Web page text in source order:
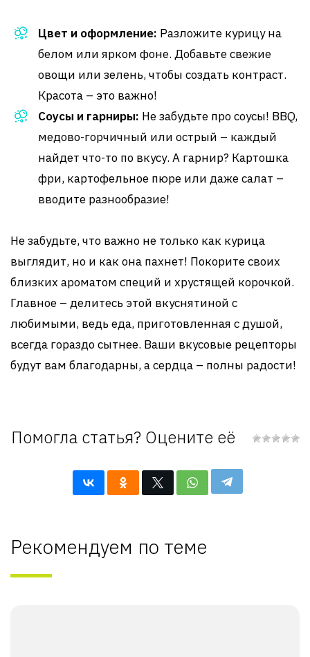
Цвет и оформление: Разложите курицу на
белом или ярком фоне. Добавьте свежие
овощи или зелень, чтобы создать контраст.
Красота – это важно!
Соусы и гарниры: Не забудьте про соусы! BBQ,
медово-горчичный или острый – каждый
найдет что-то по вкусу. А гарнир? Картошка
фри, картофельное пюре или даже салат –
вводите разнообразие!
Не забудьте, что важно не только как курица
выглядит, но и как она пахнет! Покорите своих
близких ароматом специй и хрустящей корочкой.
Главное – делитесь этой вкуснятиной с
любимыми, ведь еда, приготовленная с душой,
всегда гораздо сытнее. Ваши вкусовые рецепторы
будут вам благодарны, а сердца – полны радости!
Помогла статья? Оцените её
Рекомендуем по теме